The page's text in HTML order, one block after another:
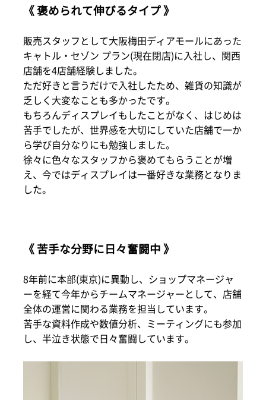
《 褒められて伸びるタイプ 》
販売スタッフとして大阪梅田ディアモールにあった
キャトル・セゾン プラン(現在閉店)に入社し、関西
店舗を4店舗経験しました。
ただ好きと言うだけで入社したため、雑貨の知識が
乏しく大変なことも多かったです。
もちろんディスプレイもしたことがなく、はじめは
苦手でしたが、世界感を大切にしていた店舗で一か
ら学び自分なりにも勉強しました。
徐々に色々なスタッフから褒めてもらうことが増
え、今ではディスプレイは一番好きな業務となりま
した。
《 苦手な分野に日々奮闘中 》
8年前に本部(東京)に異動し、ショップマネージャ
ーを経て今年からチームマネージャーとして、店舗
全体の運営に関わる業務を担当しています。
苦手な資料作成や数値分析、ミーティングにも参加
し、半泣き状態で日々奮闘しています。